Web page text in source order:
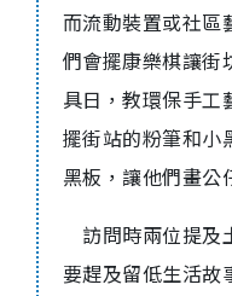
而流動裝置或社區
們會擺康樂棋讓街
具日，教環保手工
擺街站的粉筆和小
黑板，讓他們畫公
訪問時兩位提及
要趕及留低生活故